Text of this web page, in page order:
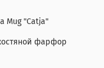
Mug "Catja"
фарфор